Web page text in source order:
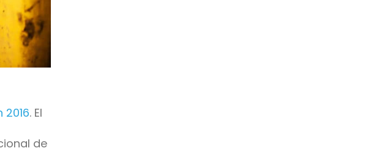
. El
de